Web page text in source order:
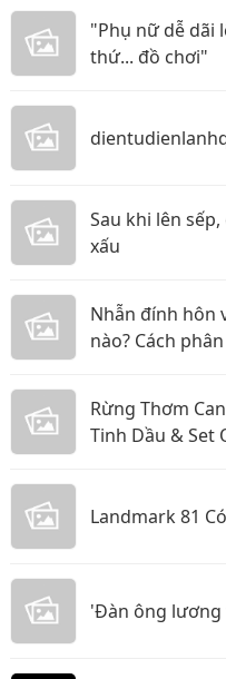
"Phụ nữ dễ dãi
thứ... đồ chơi"
Sau khi lên
xấu
Nhẫn đính hôn
nào? Cách
Rừng Thơm
Tinh Dầu & Set
Landmark 81
'Đàn ông lương